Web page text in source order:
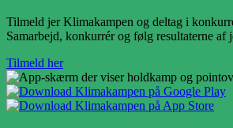
Tilmeld jer Klimakampen og deltag i
Samarbejd, konkurrér og følg resultaterne af
Tilmeld her